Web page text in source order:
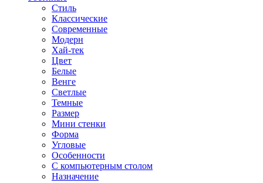
Стиль
Классические
Современные
Модерн
Хай-тек
Цвет
Белые
Венге
Светлые
Темные
Размер
Мини стенки
Форма
Угловые
Особенности
С компьютерным столом
Назначение